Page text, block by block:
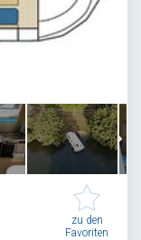
zu den
Favoriten